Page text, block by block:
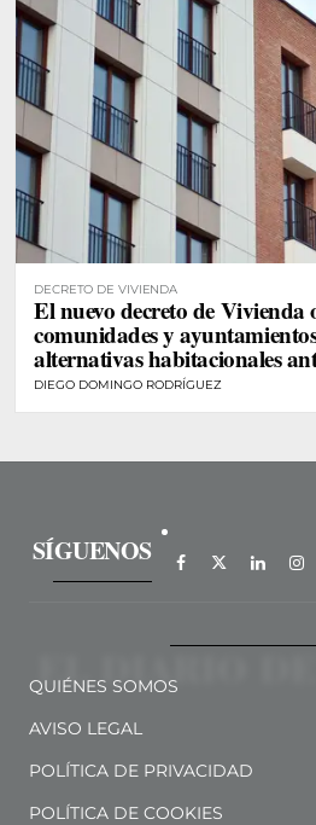
DECRETO DE VIVIENDA
El nuevo decreto de Vivienda
comunidades y
alternativas habitacionales
de personas vulnerables
DIEGO DOMINGO RODRÍGUEZ
SÍGUENOS
QUIÉNES SOMOS
AVISO LEGAL
POLÍTICA DE PRIVACIDAD
POLÍTICA DE COOKIES